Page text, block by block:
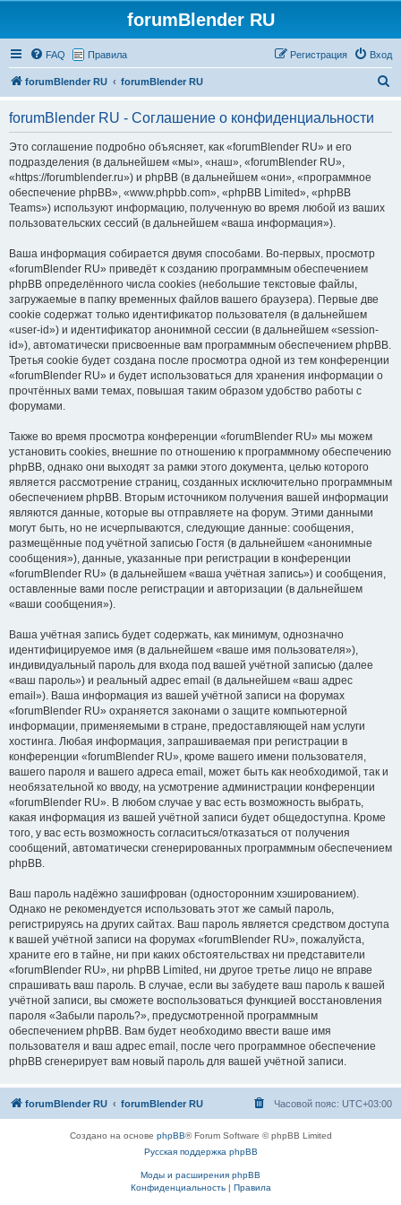
forumBlender RU
FAQ Правила Вход
Регистрация
forumBlender RU forumBlender RU
forumBlender RU - Соглашение о конфиденциальности
Это соглашение подробно объясняет, как «forumBlender RU» и его
подразделения (в дальнейшем «мы», «наш», «forumBlender RU»,
«https://forumblender.ru») и phpBB (в дальнейшем «они», «программное
обеспечение phpBB», «www.phpbb.com», «phpBB Limited», «phpBB
Teams») используют информацию, полученную во время любой из ваших
пользовательских сессий (в дальнейшем «ваша информация»).
Ваша информация собирается двумя способами. Во-первых, просмотр
«forumBlender RU» приведёт к созданию программным обеспечением
phpBB определённого числа cookies (небольшие текстовые файлы,
загружаемые в папку временных файлов вашего браузера). Первые две
cookie содержат только идентификатор пользователя (в дальнейшем
«user-id») и идентификатор анонимной сессии (в дальнейшем «session-
id»), автоматически присвоенные вам программным обеспечением phpBB.
Третья cookie будет создана после просмотра одной из тем конференции
«forumBlender RU» и будет использоваться для хранения информации о
прочтённых вами темах, повышая таким образом удобство работы с
форумами.
Также во время просмотра конференции «forumBlender RU» мы можем
установить cookies, внешние по отношению к программному обеспечению
phpBB, однако они выходят за рамки этого документа, целью которого
является рассмотрение страниц, созданных исключительно программным
обеспечением phpBB. Вторым источником получения вашей информации
являются данные, которые вы отправляете на форум. Этими данными
могут быть, но не исчерпываются, следующие данные: сообщения,
размещённые под учётной записью Гостя (в дальнейшем «анонимные
сообщения»), данные, указанные при регистрации в конференции
«forumBlender RU» (в дальнейшем «ваша учётная запись») и сообщения,
оставленные вами после регистрации и авторизации (в дальнейшем
«ваши сообщения»).
Ваша учётная запись будет содержать, как минимум, однозначно
идентифицируемое имя (в дальнейшем «ваше имя пользователя»),
индивидуальный пароль для входа под вашей учётной записью (далее
«ваш пароль») и реальный адрес email (в дальнейшем «ваш адрес
email»). Ваша информация из вашей учётной записи на форумах
«forumBlender RU» охраняется законами о защите компьютерной
информации, применяемыми в стране, предоставляющей нам услуги
хостинга. Любая информация, запрашиваемая при регистрации в
конференции «forumBlender RU», кроме вашего имени пользователя,
вашего пароля и вашего адреса email, может быть как необходимой, так и
необязательной ко вводу, на усмотрение администрации конференции
«forumBlender RU». В любом случае у вас есть возможность выбрать,
какая информация из вашей учётной записи будет общедоступна. Кроме
того, у вас есть возможность согласиться/отказаться от получения
сообщений, автоматически сгенерированных программным обеспечением
phpBB.
Ваш пароль надёжно зашифрован (односторонним хэшированием).
Однако не рекомендуется использовать этот же самый пароль,
регистрируясь на других сайтах. Ваш пароль является средством доступа
к вашей учётной записи на форумах «forumBlender RU», пожалуйста,
храните его в тайне, ни при каких обстоятельствах ни представители
«forumBlender RU», ни phpBB Limited, ни другое третье лицо не вправе
спрашивать ваш пароль. В случае, если вы забудете ваш пароль к вашей
учётной записи, вы сможете воспользоваться функцией восстановления
пароля «Забыли пароль?», предусмотренной программным
обеспечением phpBB. Вам будет необходимо ввести ваше имя
пользователя и ваш адрес email, после чего программное обеспечение
phpBB сгенерирует вам новый пароль для вашей учётной записи.
forumBlender RU forumBlender RU Часовой пояс: UTC+03:00
Создано на основе phpBB® Forum Software © phpBB Limited
Русская поддержка phpBB
Моды и расширения phpBB
Конфиденциальность| Правила